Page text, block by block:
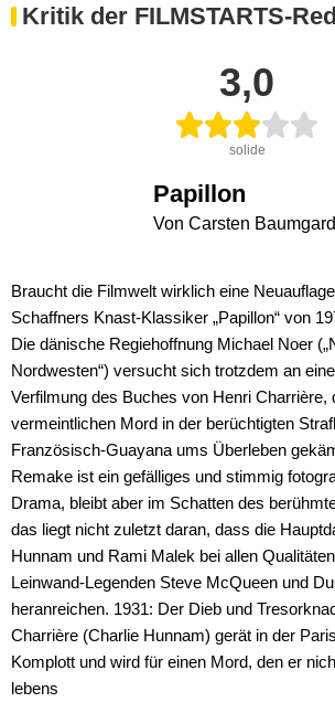
Kritik der FILMSTARTS-
3,0
solide
Papillon
Von Carsten
Braucht die Filmwelt wirklich eine
Schaffners Knast-Klassiker „Papillon“ von
Die dänische Regiehoffnung Michael Noer
Nordwesten“) versucht sich trotzdem an
Verfilmung des Buches von Henri Charrière,
vermeintlichen Mord in der berüchtigten
Französisch-Guayana ums Überleben
Remake ist ein gefälliges und stimmig
Drama, bleibt aber im Schatten des
das liegt nicht zuletzt daran, dass die
Hunnam und Rami Malek bei allen
Leinwand-Legenden Steve McQueen und
heranreichen. 1931: Der Dieb und
Charrière (Charlie Hunnam) gerät in der
Komplott und wird für einen Mord, den er
lebens